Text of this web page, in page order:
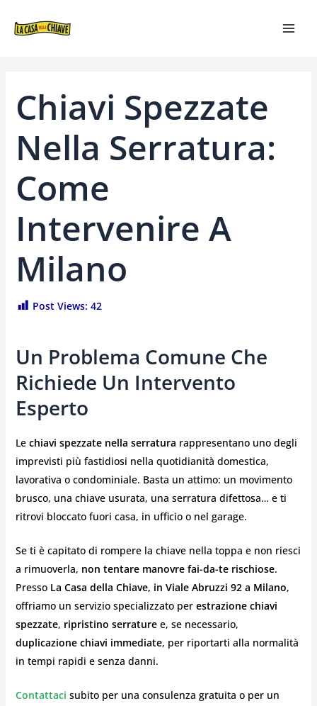
Chiavi Spezzate
Nella Serratura:
Come
Intervenire A
Milano
Post Views: 42
Un Problema Comune Che
Richiede Un Intervento
Esperto
Le chiavi spezzate nella serratura rappresentano uno degli
imprevisti più fastidiosi nella quotidianità domestica,
lavorativa o condominiale. Basta un attimo: un movimento
brusco, una chiave usurata, una serratura difettosa… e ti
ritrovi bloccato fuori casa, in ufficio o nel garage.
Se ti è capitato di rompere la chiave nella toppa e non riesci
a rimuoverla, non tentare manovre fai-da-te rischiose.
Presso La Casa della Chiave, in Viale Abruzzi 92 a Milano,
offriamo un servizio specializzato per estrazione chiavi
spezzate, ripristino serraturee, se necessario,
duplicazione chiavi immediate, per riportarti alla normalità
in tempi rapidi e senza danni.
Contattaci subito per una consulenza gratuita o per un
ARTICOLI